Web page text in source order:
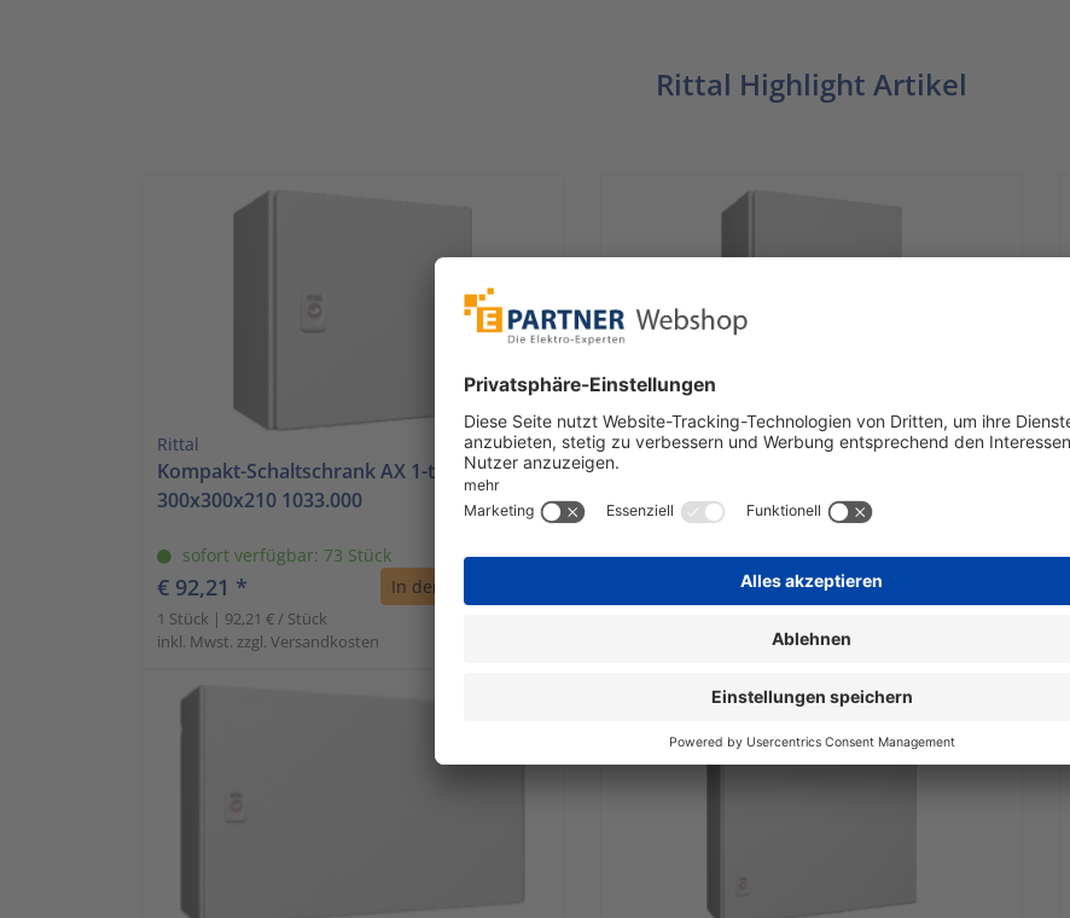
Rittal Highlight Artikel
Rittal
Kompakt-Schaltschrank AX 1-türig,
300x300x210 1033.000
sofort verfügbar: 73 Stück
€ 92,21 * In den Warenkorb
1 Stück | 92,21 € / Stück
inkl. Mwst. zzgl. Versandkosten
Rittal
Kompakt-Schaltschrank AX 1-türig,
300x400x210 1034.000
sofort verfügbar: 70 Stück
In den Warenkorb
inkl. Mwst. zzgl. Versandkosten